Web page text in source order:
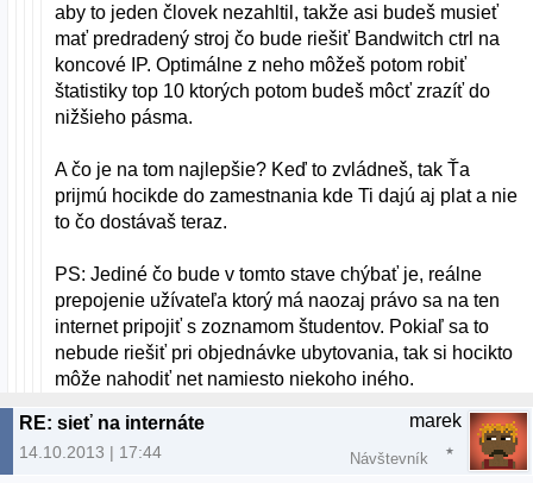
aby to jeden človek nezahltil, takže asi budeš musieť
mať predradený stroj čo bude riešiť Bandwitch ctrl na
koncové IP. Optimálne z neho môžeš potom robiť
štatistiky top 10 ktorých potom budeš môcť zrazíť do
nižšieho pásma.
A čo je na tom najlepšie? Keď to zvládneš, tak Ťa
prijmú hocikde do zamestnania kde Ti dajú aj plat a nie
to čo dostávaš teraz.
PS: Jediné čo bude v tomto stave chýbať je, reálne
prepojenie užívateľa ktorý má naozaj právo sa na ten
internet pripojiť s zoznamom študentov. Pokiaľ sa to
nebude riešiť pri objednávke ubytovania, tak si hocikto
môže nahodiť net namiesto niekoho iného.
RE: sieť na internáte
14.10.2013 | 17:44
marek
Návštevník